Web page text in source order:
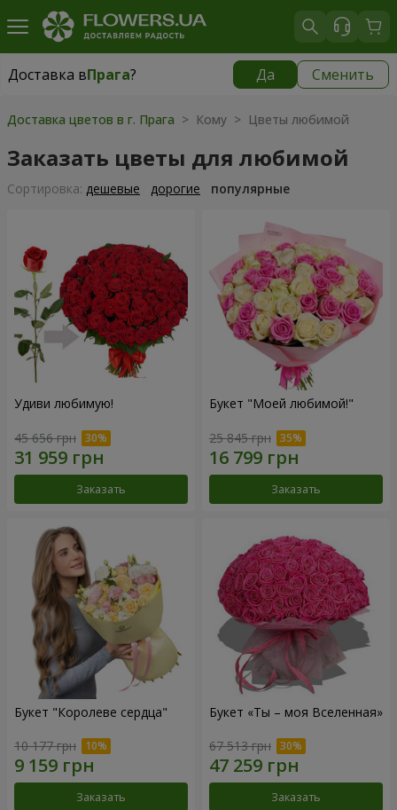
Доставка вПрага? Да Сменить
Доставка вПрага
Доставка цветов в г. Прага > Кому > Цветы любимой
Заказать цветы для любимой
Cортировка: дешевые дорогие популярные
Удиви любимую!
45 656 грн
Заказать
Букет "Моей любимой!"
25 845 грн
Заказать
Букет "Королеве сердца"
10 177 грн
Заказать
Букет «Ты – моя Вселенная»
67 513 грн
Заказать